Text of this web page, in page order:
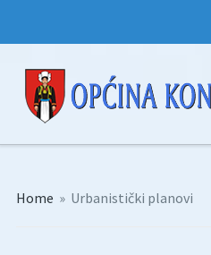
Home » Urbanistički planovi